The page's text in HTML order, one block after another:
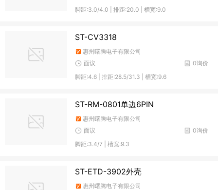
脚距:3.0/4.0 | 排距:20.0 | 槽宽:9.0
ST-CV3318
惠州曙腾电子有限公司
0询价
面议
脚距:4.6 | 排距:28.5/31.3 | 槽宽:9.6
ST-RM-0801单边6PIN
惠州曙腾电子有限公司
0询价
面议
脚距:3.4/7 | 槽宽:9.3
ST-ETD-3902外壳
惠州曙腾电子有限公司